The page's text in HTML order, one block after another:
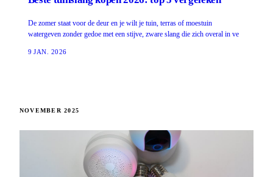
De zomer staat voor de deur en je wilt je tuin, terras of moestuin
watergeven zonder gedoe met een stijve, zware slang die zich overal in ve
9 JAN. 2026
NOVEMBER 2025